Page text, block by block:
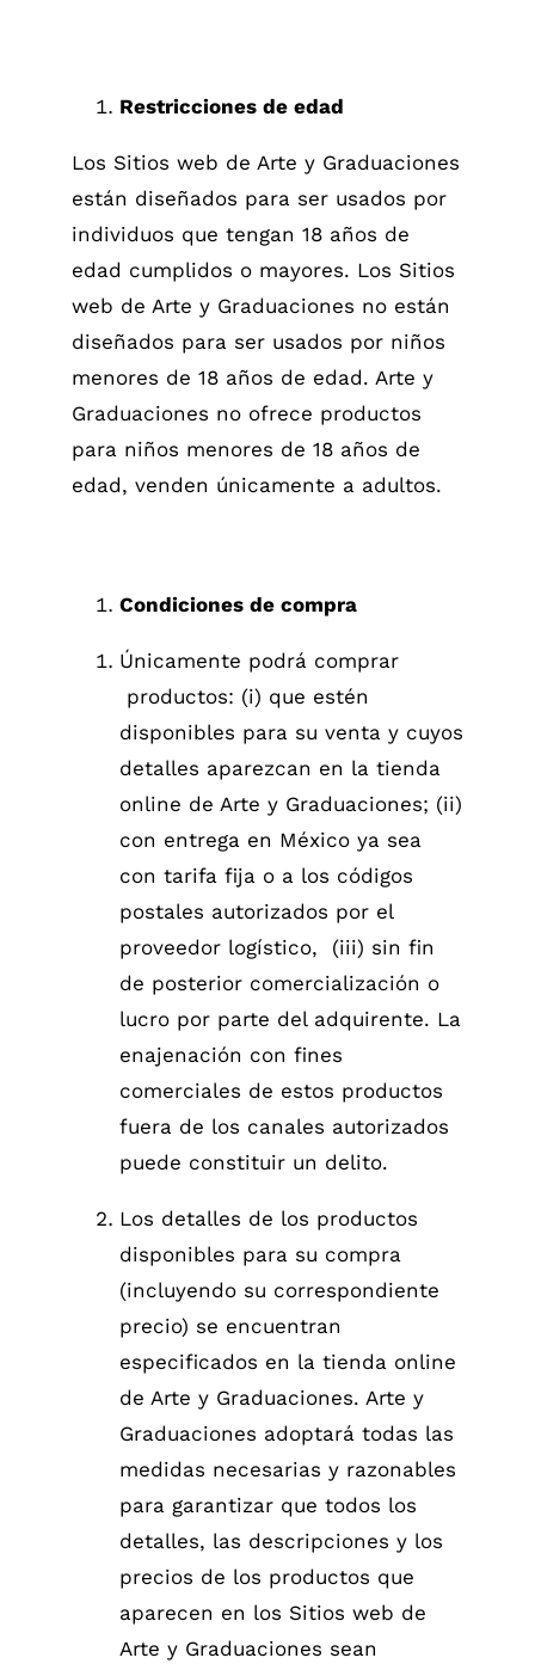
Restricciones de edad
Los Sitios web de Arte y Graduaciones
están diseñados para ser usados por
individuos que tengan 18 años de
edad cumplidos o mayores. Los Sitios
web de Arte y Graduaciones no están
diseñados para ser usados por niños
menores de 18 años de edad. Arte y
Graduaciones no ofrece productos
para niños menores de 18 años de
edad, venden únicamente a adultos.
Condiciones de compra
Únicamente podrá comprar
productos: (i) que estén
disponibles para su venta y cuyos
detalles aparezcan en la tienda
online de Arte y Graduaciones; (ii)
con entrega en México ya sea
con tarifa fija o a los códigos
postales autorizados por el
proveedor logístico, (iii) sin fin
de posterior comercialización o
lucro por parte del adquirente. La
enajenación con fines
comerciales de estos productos
fuera de los canales autorizados
puede constituir un delito.
Los detalles de los productos
disponibles para su compra
(incluyendo su correspondiente
precio) se encuentran
especificados en la tienda online
de Arte y Graduaciones. Arte y
Graduaciones adoptará todas las
medidas necesarias y razonables
para garantizar que todos los
detalles, las descripciones y los
precios de los productos que
aparecen en los Sitios web de
Arte y Graduaciones sean